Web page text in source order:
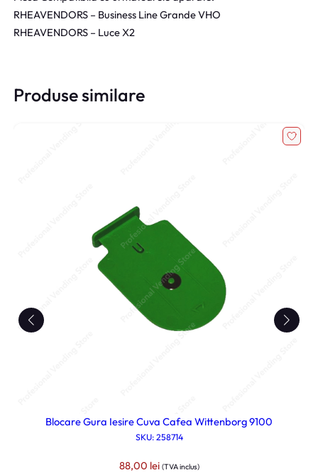
RHEAVENDORS – Business Line Grande VHO
RHEAVENDORS – Luce X2
Produse similare
Blocare Gura Iesire Cuva Cafea Wittenborg 9100
SKU: 258714
88,00 lei (TVA inclus)